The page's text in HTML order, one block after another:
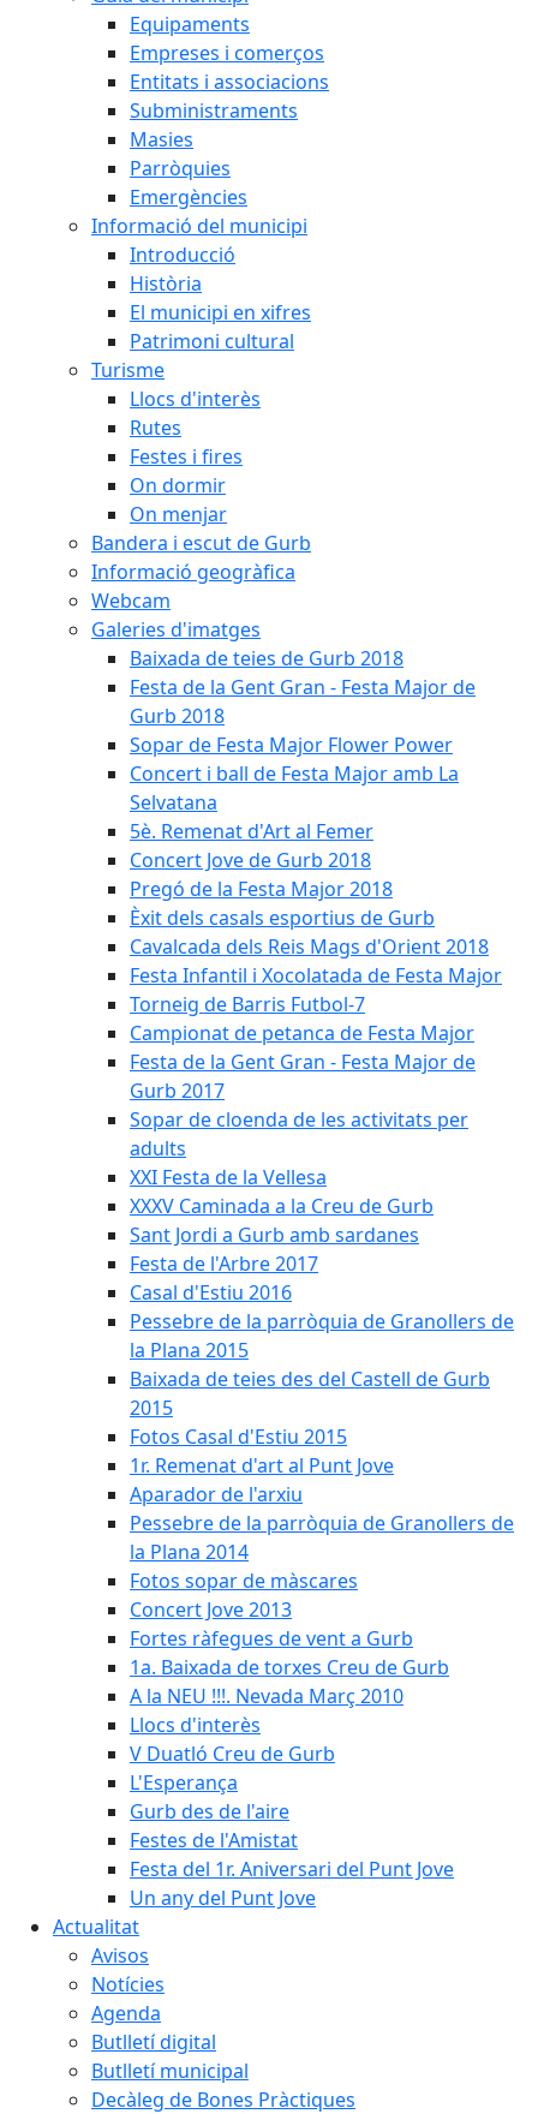
Equipaments
Empreses i comerços
Entitats i associacions
Subministraments
Masies
Parròquies
Emergències
Informació del municipi
Introducció
Història
El municipi en xifres
Patrimoni cultural
Turisme
Llocs d'interès
Rutes
Festes i fires
On dormir
On menjar
Bandera i escut de Gurb
Informació geogràfica
Webcam
Galeries d'imatges
Baixada de teies de Gurb 2018
Festa de la Gent Gran - Festa Major de
Gurb 2018
Sopar de Festa Major Flower Power
Concert i ball de Festa Major amb La
Selvatana
5è. Remenat d'Art al Femer
Concert Jove de Gurb 2018
Pregó de la Festa Major 2018
Èxit dels casals esportius de Gurb
Cavalcada dels Reis Mags d'Orient 2018
Festa Infantil i Xocolatada de Festa Major
Torneig de Barris Futbol-7
Campionat de petanca de Festa Major
Festa de la Gent Gran - Festa Major de
Gurb 2017
Sopar de cloenda de les activitats per
adults
XXI Festa de la Vellesa
XXXV Caminada a la Creu de Gurb
Sant Jordi a Gurb amb sardanes
Festa de l'Arbre 2017
Casal d'Estiu 2016
Pessebre de la parròquia de Granollers de
la Plana 2015
Baixada de teies des del Castell de Gurb
2015
Fotos Casal d'Estiu 2015
1r. Remenat d'art al Punt Jove
Aparador de l'arxiu
Pessebre de la parròquia de Granollers de
la Plana 2014
Fotos sopar de màscares
Concert Jove 2013
Fortes ràfegues de vent a Gurb
1a. Baixada de torxes Creu de Gurb
A la NEU !!!. Nevada Març 2010
Llocs d'interès
V Duatló Creu de Gurb
L'Esperança
Gurb des de l'aire
Festes de l'Amistat
Festa del 1r. Aniversari del Punt Jove
Un any del Punt Jove
Actualitat
Avisos
Notícies
Agenda
Butlletí digital
Butlletí municipal
Decàleg de Bones Pràctiques